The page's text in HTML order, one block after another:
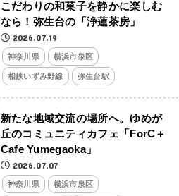
こだわりの和菓子を静かに楽しむ
なら！弥生台の「浄蓮茶房」
2026.07.19
神奈川県 横浜市泉区
相鉄いずみ野線 弥生台駅
新たな地域交流の場所へ。ゆめが
丘のコミュニティカフェ「ForC＋
Cafe Yumegaoka」
2026.07.07
神奈川県 横浜市泉区